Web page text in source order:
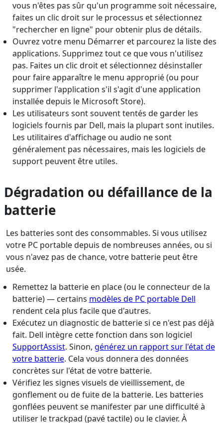
vous n'êtes pas sûr qu'un programme soit nécessaire,
faites un clic droit sur le processus et sélectionnez
"rechercher en ligne" pour obtenir plus de détails.
Ouvrez votre menu Démarrer et parcourez la liste des
applications. Supprimez tout ce que vous n'utilisez
pas. Faites un clic droit et sélectionnez désinstaller
pour faire apparaître le menu approprié (ou pour
supprimer l'application s'il s'agit d'une application
installée depuis le Microsoft Store).
Les utilisateurs sont souvent tentés de garder les
logiciels fournis par Dell, mais la plupart sont inutiles.
Les utilitaires d'affichage ou audio ne sont
généralement pas nécessaires, mais les logiciels de
support peuvent être utiles.
Dégradation ou défaillance de la
batterie
Les batteries sont des consommables. Si vous utilisez
votre PC portable depuis de nombreuses années, ou si
vous n'avez pas de chance, votre batterie peut être
usée.
Remettez la batterie en place (ou le connecteur de la
batterie) — certains modèles de PC portable Dell
rendent cela plus facile que d'autres.
Exécutez un diagnostic de batterie si ce n'est pas déjà
fait. Dell intègre cette fonction dans son logiciel
SupportAssist. Sinon, générez un rapport sur l'état de
votre batterie. Cela vous donnera des données
concrètes sur l'état de votre batterie.
Vérifiez les signes visuels de vieillissement, de
gonflement ou de fuite de la batterie. Les batteries
gonflées peuvent se manifester par une difficulté à
utiliser le trackpad (pavé tactile) ou le clavier. À